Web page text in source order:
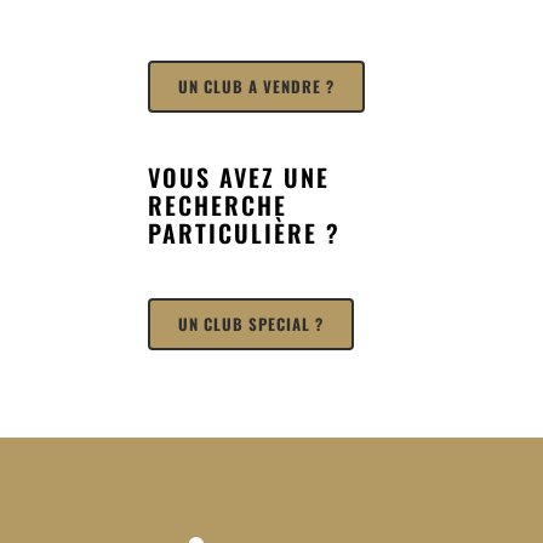
UN CLUB A VENDRE ?
VOUS AVEZ UNE
RECHERCHE
PARTICULIÈRE ?
UN CLUB SPECIAL ?